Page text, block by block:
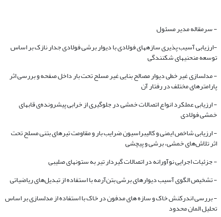
- سرمقاله مدیر مسئول
-ارزیابی آسیب پذیری سازههای فولادی با دیوار برشی فولادی جدار نازک بر اساس
توسعه منحنیهای شکنندگی
- مدلسازی غیر خطی دیوار مصالح بنایی غیر مسلح تحت بار داخل صفحه و بررسی اثر
پارامترهای مختلف در رفتار آن
- ارزیابی عملکرد انواع اتصالات خمشی در جلوگیری از خرابی پیشرونده‌ی قابهای
خمشی فولادی
- ارزیابی شاخص ایمنی و کالیبراسیون ضرایب بار و مقاومت تیرهای بتنی مسلح تحت
اثر تلاش‌های خمشی، برشی و پیچشی
- جزئیات اجرایی نوآورانه در اتصالات گیردار تیر به ستونهای صلیبی
- تشخیص الگوی آسیب دیوارهای برشی بتن‌آرمه با استفاده از تبدیل‌های ریاضیاتی
- بررسی اندرکنش خاک و سازه های مدفون در خاک با استفاده از مدلسازی بر اساس
تحلیل المان محدود